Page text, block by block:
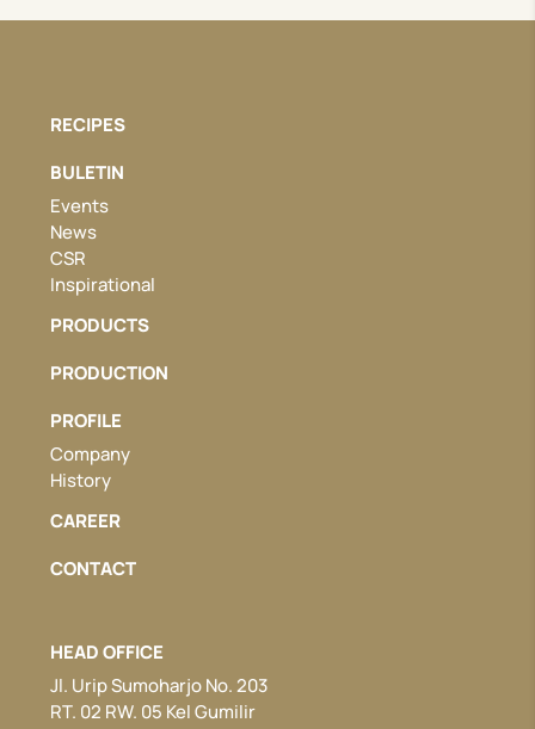
RECIPES
BULETIN
Events
News
CSR
Inspirational
PRODUCTS
PRODUCTION
PROFILE
Company
History
CAREER
CONTACT
HEAD OFFICE
Jl. Urip Sumoharjo No. 203
RT. 02 RW. 05 Kel Gumilir